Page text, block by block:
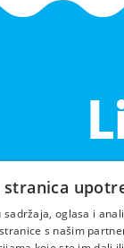
oglasa i
s našim